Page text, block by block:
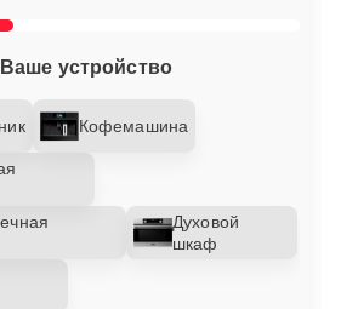
устройство
Кофемашина
Духовой
шкаф